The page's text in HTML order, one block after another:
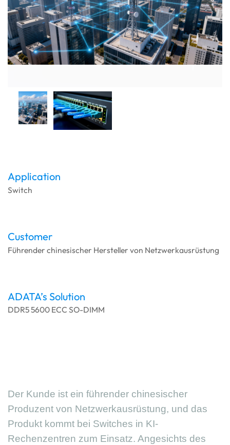
Application
Switch
Customer
Führender chinesischer Hersteller von Netzwerkausrüstung
ADATA’s Solution
DDR5 5600 ECC SO-DIMM
Der Kunde ist ein führender chinesischer
Produzent von Netzwerkausrüstung, und das
Produkt kommt bei Switches in KI-
Rechenzentren zum Einsatz. Angesichts des